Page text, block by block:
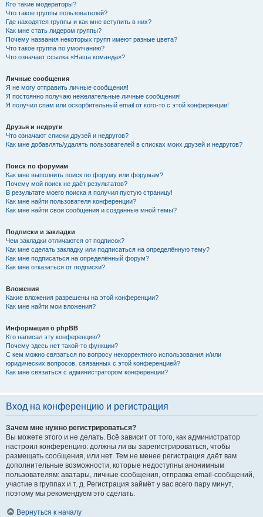
Кто такие модераторы?
Что такое группы пользователей?
Где находятся группы и как мне вступить в них?
Как мне стать лидером группы?
Почему названия некоторых групп имеют разные цвета?
Что такое группа по умолчанию?
Что означает ссылка «Наша команда»?
Личные сообщения
Я не могу отправить личные сообщения!
Я постоянно получаю нежелательные личные сообщения!
Я получил спам или оскорбительный email от кого-то с этой конференции!
Друзья и недруги
Что означают списки друзей и недругов?
Как мне добавлять/удалять пользователей в списках моих друзей и недругов?
Поиск по форумам
Как мне выполнить поиск по форуму или форумам?
Почему мой поиск не даёт результатов?
В результате моего поиска я получил пустую страницу!
Как мне найти пользователя конференции?
Как мне найти свои сообщения и созданные мной темы?
Подписки и закладки
Чем закладки отличаются от подписок?
Как мне сделать закладку или подписаться на определённую тему?
Как мне подписаться на определённый форум?
Как мне отказаться от подписки?
Вложения
Какие вложения разрешены на этой конференции?
Как мне найти мои вложения?
Информация о phpBB
Кто написал эту конференцию?
Почему здесь нет такой-то функции?
С кем можно связаться по вопросу некорректного использования и/или
юридических вопросов, связанных с этой конференцией?
Как мне связаться с администратором конференции?
Вход на конференцию и регистрация
Зачем мне нужно регистрироваться?
Вы можете этого и не делать. Всё зависит от того, как администратор
настроил конференцию: должны ли вы зарегистрироваться, чтобы
размещать сообщения, или нет. Тем не менее регистрация даёт вам
дополнительные возможности, которые недоступны анонимным
пользователям: аватары, личные сообщения, отправка email-сообщений,
участие в группах и т. д. Регистрация займёт у вас всего пару минут,
поэтому мы рекомендуем это сделать.
Вернуться к началу